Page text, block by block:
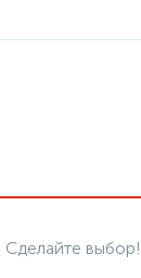
Сделайте выбор!